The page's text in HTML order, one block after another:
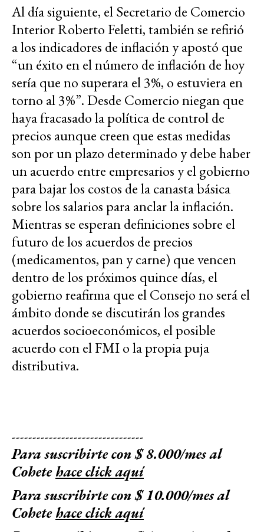
Al día siguiente, el Secretario de Comercio
Interior Roberto Feletti, también se refirió
a los indicadores de inflación y apostó que
“un éxito en el número de inflación de hoy
sería que no superara el 3%, o estuviera en
torno al 3%”. Desde Comercio niegan que
haya fracasado la política de control de
precios aunque creen que estas medidas
son por un plazo determinado y debe haber
un acuerdo entre empresarios y el gobierno
para bajar los costos de la canasta básica
sobre los salarios para anclar la inflación.
Mientras se esperan definiciones sobre el
futuro de los acuerdos de precios
(medicamentos, pan y carne) que vencen
dentro de los próximos quince días, el
gobierno reafirma que el Consejo no será el
ámbito donde se discutirán los grandes
acuerdos socioeconómicos, el posible
acuerdo con el FMI o la propia puja
distributiva.
--------------------------------
Para suscribirte con $ 8.000/mes al
Cohetehace click aquí
Para suscribirte con $ 10.000/mes al
Cohetehace click aquí